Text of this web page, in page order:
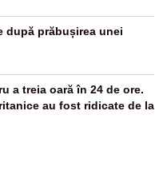
după prăbușirea unei
a treia oară în 24 de ore.
au fost ridicate de la